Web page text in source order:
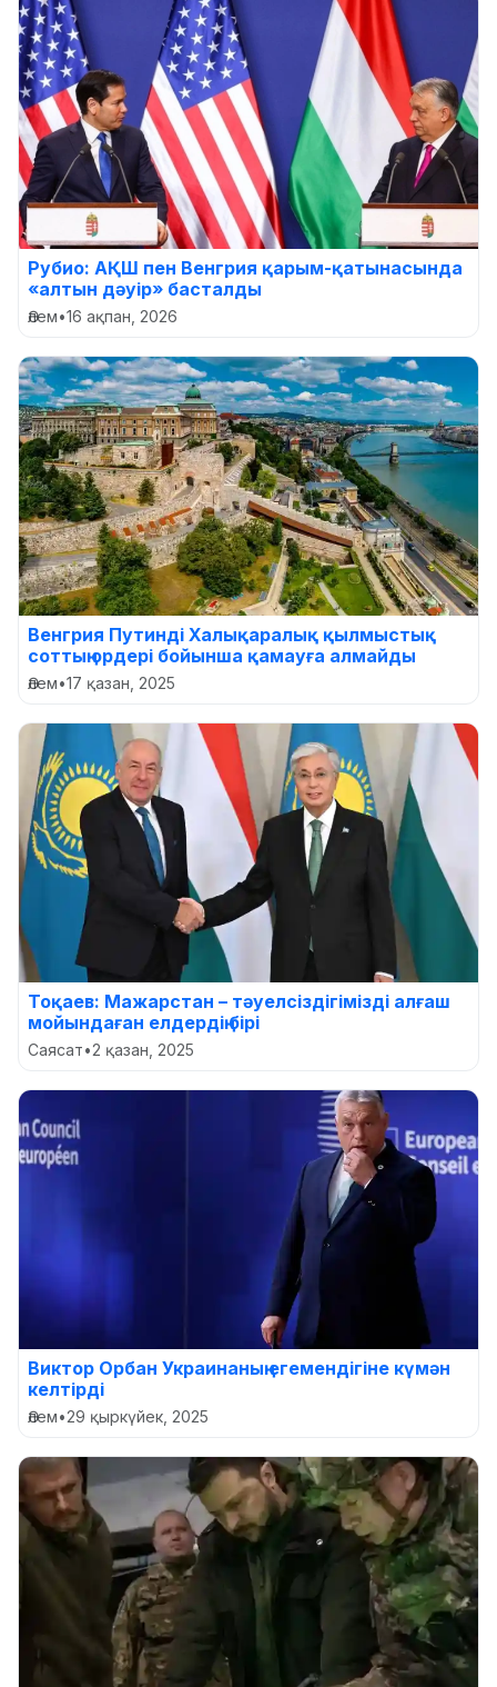
Рубио: АҚШ пен Венгрия қарым-қатынасында
«алтын дәуір» басталды
Әлем•16 ақпан, 2026
Венгрия Путинді Халықаралық қылмыстық
соттың ордері бойынша қамауға алмайды
Әлем•17 қазан, 2025
Тоқаев: Мажарстан – тәуелсіздігімізді алғаш
мойындаған елдердің бірі
Саясат•2 қазан, 2025
Виктор Орбан Украинаның егемендігіне күмән
келтірді
Әлем•29 қыркүйек, 2025